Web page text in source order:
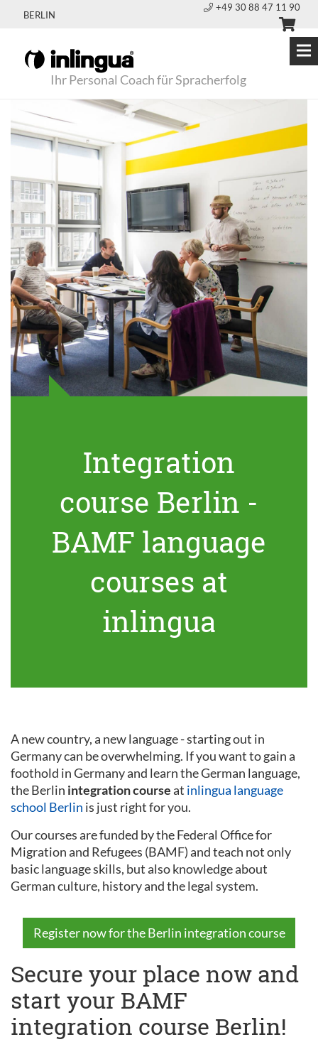
BERLIN
+49 30 88 47 11 90
Ihr Personal Coach für Spracherfolg
Integration
course Berlin -
BAMF language
courses at
inlingua
A new country, a new language - starting out in
Germany can be overwhelming. If you want to gain a
foothold in Germany and learn the German language,
the Berlin integration courseat inlingua language
school Berlin is just right for you.
Our courses are funded by the Federal Office for
Migration and Refugees (BAMF) and teach not only
basic language skills, but also knowledge about
German culture, history and the legal system.
Register now for the Berlin integration course
Secure your place now and
start your BAMF
integration course Berlin!